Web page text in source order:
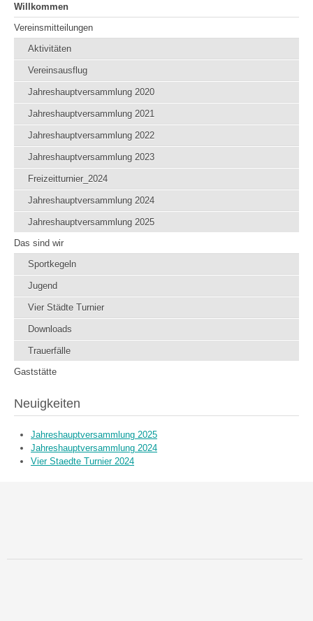
Willkommen
Vereinsmitteilungen
Aktivitäten
Vereinsausflug
Jahreshauptversammlung 2020
Jahreshauptversammlung 2021
Jahreshauptversammlung 2022
Jahreshauptversammlung 2023
Freizeitturnier_2024
Jahreshauptversammlung 2024
Jahreshauptversammlung 2025
Das sind wir
Sportkegeln
Jugend
Vier Städte Turnier
Downloads
Trauerfälle
Gaststätte
Neuigkeiten
Jahreshauptversammlung 2025
Jahreshauptversammlung 2024
Vier Staedte Turnier 2024